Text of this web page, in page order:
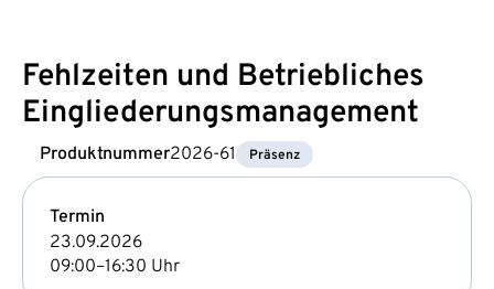
Fehlzeiten und Betriebliches
Eingliederungsmanagement
Produktnummer2026-61 Präsenz
Termin
23.09.2026
09:00–16:30 Uhr